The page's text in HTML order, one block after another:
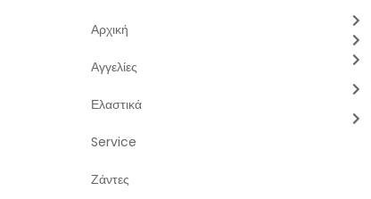
Αρχική
Αγγελίες
Ελαστικά
Service
Ζάντες